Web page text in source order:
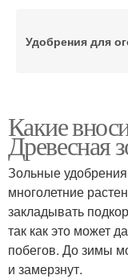
Удобрения для
Удобрения в
Удобрения на
участке
Какие
Древесная
Зольные
многолетние
закладывать
так как это может
побегов. До зимы
и замерзнут.